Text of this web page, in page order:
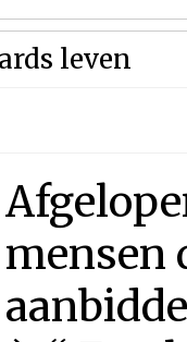
leven
mensen